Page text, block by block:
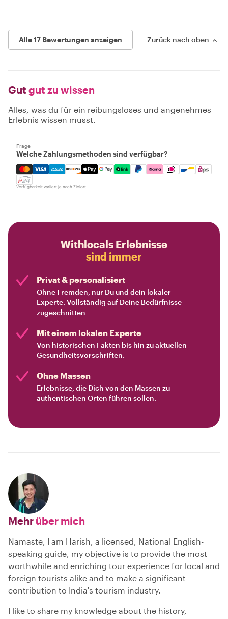
Alle 17 Bewertungen anzeigen Zurück nach oben
Gut gut zu wissen
Alles, was du für ein reibungsloses und angenehmes
Erlebnis wissen musst.
Frage
Welche Zahlungsmethoden sind verfügbar?
Mastercard, Visa, Amex, Discover, Apple Pay, Google
Verfügbarkeit variiert je nach Zielort
Withlocals Erlebnisse
sind immer
Privat & personalisiert
Ohne Fremden, nur Du und dein lokaler
Experte. Vollständig auf Deine Bedürfnisse
zugeschnitten
Mit einem lokalen Experte
Von historischen Fakten bis hin zu aktuellen
Gesundheitsvorschriften.
Ohne Massen
Erlebnisse, die Dich von den Massen zu
authentischen Orten führen sollen.
Mehr über mich
Namaste, I am Harish, a licensed, National English-
speaking guide, my objective is to provide the most
worthwhile and enriching tour experience for local and
foreign tourists alike and to make a significant
contribution to India's tourism industry.
I like to share my knowledge about the history,